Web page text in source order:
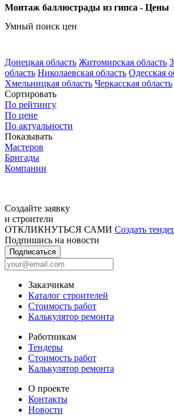
Монтаж баллюстрады из гипса - Цены
Умный поиск цен
Донецкая область Житомирская область
область Николаевская область Одесская
Хмельницкая область Черкасская область
Сортировать
По рейтингу
По цене
По актуальности
Показывать
Мастеров
Бригады
Компании
Создайте заявку
и строители
ОТКЛИКНУТЬСЯ САМИ Создать
Подпишись на новости
Подписаться
Заказчикам
Каталог строителей
Стоимость работ
Калькулятор ремонта
Работникам
Тендеры
Стоимость работ
Калькулятор ремонта
О проекте
Контакты
Новости